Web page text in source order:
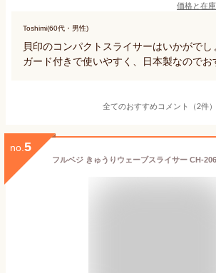
価格と在
Toshimi(60代・男性)
貝印のコンパクトスライサーはいかがで
ガード付きで使いやすく、日本製なのでお
全てのおすすめコメント（2件）
no. 5